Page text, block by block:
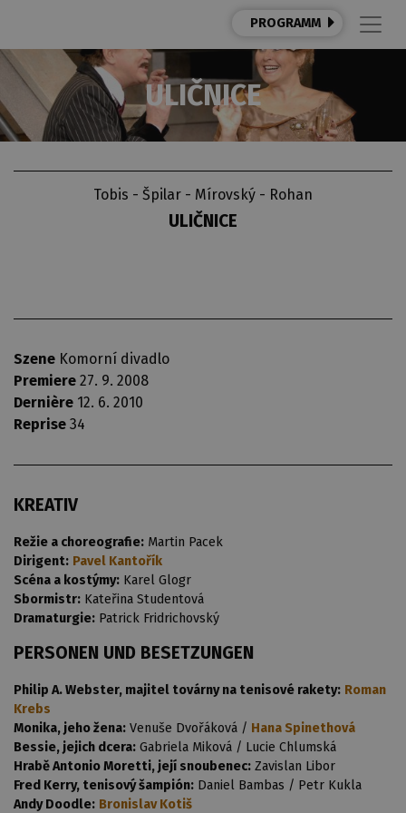
PROGRAMM
ULIČNICE
Tobis - Špilar - Mírovský - Rohan
ULIČNICE
Szene Komorní divadlo
Premiere 27. 9. 2008
Dernière 12. 6. 2010
Reprise 34
KREATIV
Režie a choreografie: Martin Pacek
Dirigent: Pavel Kantořík
Scéna a kostýmy: Karel Glogr
Sbormistr: Kateřina Studentová
Dramaturgie: Patrick Fridrichovský
PERSONEN UND BESETZUNGEN
Philip A. Webster, majitel továrny na tenisové rakety: Roman
Krebs
Monika, jeho žena: Venuše Dvořáková / Hana Spinethová
Bessie, jejich dcera: Gabriela Miková / Lucie Chlumská
Hrabě Antonio Moretti, její snoubenec: Zavislan Libor
Fred Kerry, tenisový šampión: Daniel Bambas / Petr Kukla
Andy Doodle: Bronislav Kotiš